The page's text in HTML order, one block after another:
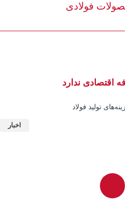
فولادی
ندارد
تولید فولاد
اخبار